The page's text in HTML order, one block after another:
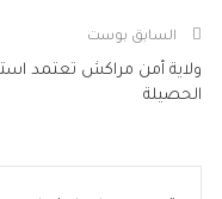
السابق بوست
ولاية أمن مراكش تعتمد
الحصيلة